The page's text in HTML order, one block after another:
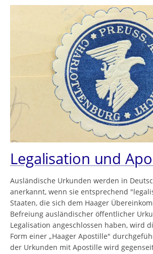
Legalisation und
Ausländische Urkunden werden in
anerkannt, wenn sie entsprechend
Staaten, die sich dem Haager
Befreiung ausländischer öffentlicher
Legalisation angeschlossen haben, wird
Form einer „Haager Apostille"
der Urkunden mit Apostille wird